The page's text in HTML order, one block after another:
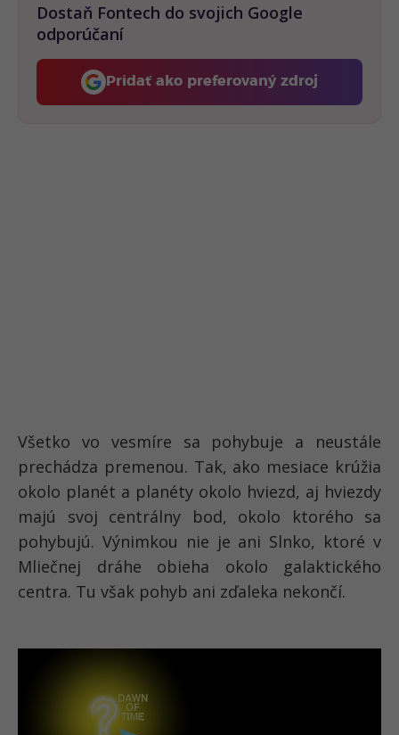
Dostaň Fontech do svojich Google
odporúčaní
Pridať ako preferovaný zdroj
Fontech, odkaz sa otvorí v
Všetko vo vesmíre sa pohybuje a neustále
prechádza premenou. Tak, ako mesiace krúžia
okolo planét a planéty okolo hviezd, aj hviezdy
majú svoj centrálny bod, okolo ktorého sa
pohybujú. Výnimkou nie je ani Slnko, ktoré v
Mliečnej dráhe obieha okolo galaktického
centra. Tu však pohyb ani zďaleka nekončí.